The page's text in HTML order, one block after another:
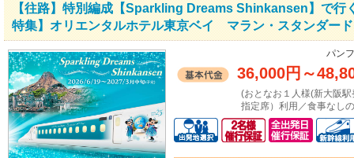
【往路】特別編成【Sparkling Dreams Shinkansen】で行
特集】オリエンタルホテル東京ベイ マラン・スタンダー
パン
36,000円 ～
(おとなお１人様(新大阪
指定席）利用／食事なし